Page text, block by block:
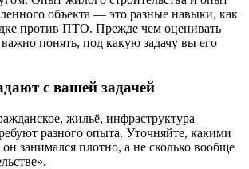
объекта — это разные навыки, как
против ПТО. Прежде чем оценивать
понять, под какую задачу вы его
с вашей задачей
жильё, инфраструктура
разного опыта. Уточняйте, какими
занимался плотно, а не сколько вообще